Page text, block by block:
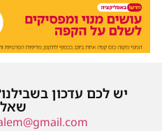
יש לכם עדכון